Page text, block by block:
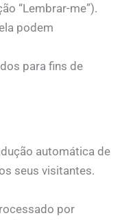
“Lembrar-me”).
podem
para fins de
automática de
seus visitantes.
por